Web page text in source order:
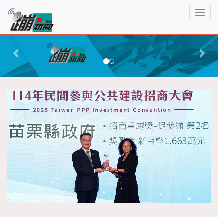
T
g
l
e
a
t
蹦
新
聞P
r
v
o
u
s
N
e
x
t